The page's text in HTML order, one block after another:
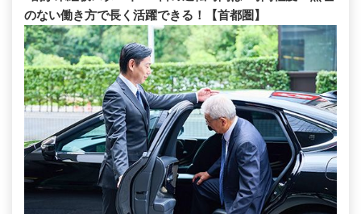
のない働き方で長く活躍できる！【首都圏】